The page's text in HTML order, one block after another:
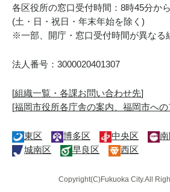
各区役所の窓口受付時間：8時45分か
(土・日・祝日・年末年始を除く)
※一部、開庁・窓口受付時間が異なる
法人番号：3000020401307
[組織一覧・各課お問い合わせ先]
[福岡市役所各庁舎の案内、福岡市への
東区 博多区 中央区
城南区
早良区 西区
Copyright(C)Fukuoka City.All